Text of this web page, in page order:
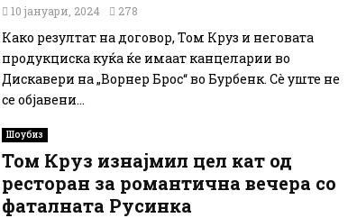
10 јануари, 2024 278
Како резултат на договор, Том Круз и неговата
продукциска куќа ќе имаат канцеларии во
Дискавери на „Ворнер Брос“ во Бурбенк. Сè уште не
се објавени...
Шоубиз
Том Круз изнајмил цел кат од
ресторан за романтична вечера со
фаталната Русинка